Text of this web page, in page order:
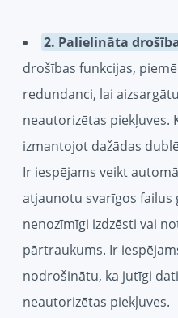
2. Palielināta
drošības funkcijas,
redundanci, lai
neautorizētas piekļuves.
izmantojot dažādas
Ir iespējams veikt
atjaunotu svarīgos failus
nenozīmīgi izdzēsti vai
pārtraukums. Ir
nodrošinātu, ka jutīgi
neautorizētas piekļuves.